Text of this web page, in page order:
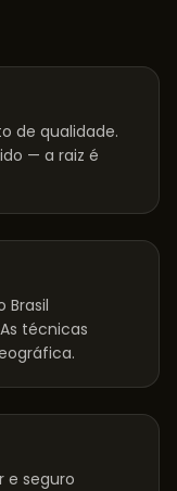
de qualidade.
— a raiz é
Brasil
técnicas
e seguro